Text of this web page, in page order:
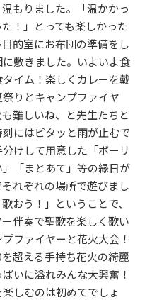
もりました。「温かかっ
！」とっても楽しかった
的室にお布団の準備をし
敷きました。いよいよ食
イム！楽しくカレーを戴
りとキャンプファイヤ
難しいね、と先生たちと
にはピタッと雨が止むで
けして用意した「ボーリ
「まとあて」等の縁日が
れぞれの場所で遊びまし
おう！」ということで、
伴奏で聖歌を楽しく歌い
ファイヤーと花火大会！
超える手持ち花火の綺麗
いに溢れみんな大興奮！
しむのは初めてでしょ